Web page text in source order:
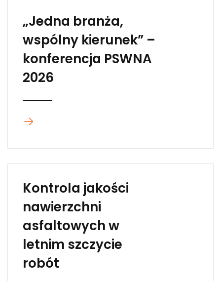
„Jedna branża,
wspólny kierunek” –
konferencja PSWNA
2026
Kontrola jakości
nawierzchni
asfaltowych w
letnim szczycie
robót